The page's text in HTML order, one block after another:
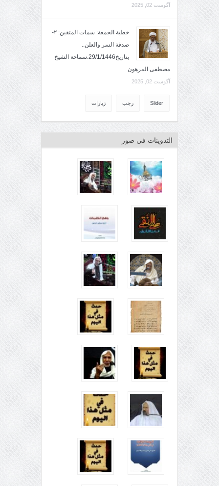
آگوست 02, 2025
خطبة الجمعة: سمات المتقين: ٢-
صدقة السر والعلن..
بتاريخ29/1/1446.سماحة الشيخ
مصطفى المرهون
آگوست 02, 2025
Slider رجب زيارات
التدوينات في صور